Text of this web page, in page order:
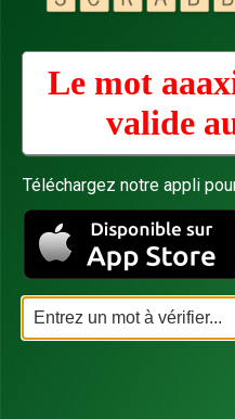
Le mot
valide
Téléchargez notre appli